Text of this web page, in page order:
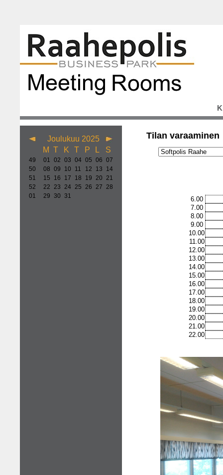
Joulukuu 2025
M T K T P L S
49 01 02 03 04 05 06 07
50
08 09 10 11 12 13
14
51
15 16 17 18 19 20 21
52
22 23 24 25 26 27 28
01
29 30 31
Tilan varaaminen
6.00
7.00
8.00
9.00
10.00
11.00
12.00
13.00
14.00
15.00
16.00
17.00
18.00
19.00
20.00
21.00
22.00